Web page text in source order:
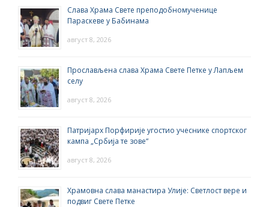
Слава Храма Свете преподобномученице
Параскеве у Бабинама
август 8, 2026
Прослављена слава Храма Свете Петке у Лапљем
селу
август 8, 2026
Патријарх Порфирије угостио учеснике спортског
кампа „Србија те зове“
август 8, 2026
Храмовна слава манастира Улије: Светлост вере и
подвиг Свете Петке